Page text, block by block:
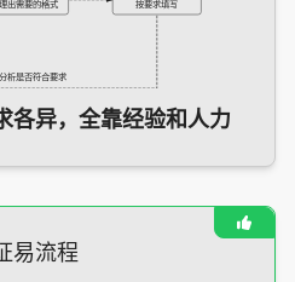
出需要的格式
按要求填写
析是否符合要求
各异，全靠经验和人力
易流程